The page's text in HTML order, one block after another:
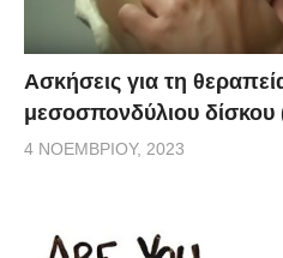
Ασκήσεις για τη
μεσοσπονδύλιου δίσκου
4 ΝΟΕΜΒΡΊΟΥ, 2023